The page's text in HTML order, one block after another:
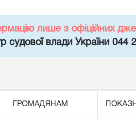
лише з офіційних
судової влади України 044
ГРОМАДЯНАМ